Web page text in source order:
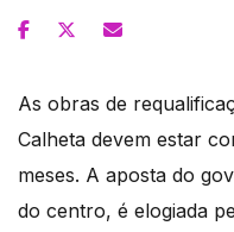
As obras de
Calheta devem estar
meses. A aposta do
do centro, é elogiada